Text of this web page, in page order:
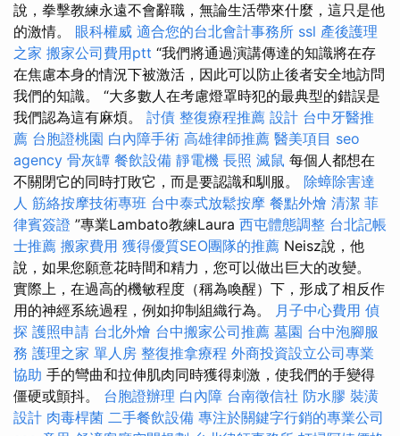
說，拳擊教練永遠不會辭職，無論生活帶來什麼，這只是他
的激情。 眼科權威 適合您的台北會計事務所 ssl 產後護理
之家 搬家公司費用ptt “我們將通過演講傳達的知識將在存
在焦慮本身的情況下被激活，因此可以防止後者安全地訪問
我們的知識。 “大多數人在考慮燈罩時犯的最典型的錯誤是
我們認為這有麻煩。 討債 整復療程推薦 設計 台中牙醫推
薦 台胞證桃園 白內障手術 高雄律師推薦 醫美項目 seo
agency 骨灰罈 餐飲設備 靜電機 長照 滅鼠 每個人都想在
不關閉它的同時打敗它，而是要認識和馴服。 除蟑除害達
人 筋絡按摩技術專班 台中泰式放鬆按摩 餐點外燴 清潔 菲
律賓簽證 ”專業Lambato教練Laura 西屯體態調整 台北記帳
士推薦 搬家費用 獲得優質SEO團隊的推薦 Neisz說，他
說，如果您願意花時間和精力，您可以做出巨大的改變。
實際上，在過高的機敏程度（稱為喚醒）下，形成了相反作
用的神經系統過程，例如抑制組織行為。 月子中心費用 偵
探 護照申請 台北外燴 台中搬家公司推薦 墓園 台中泡腳服
務 護理之家 單人房 整復推拿療程 外商投資設立公司專業
協助 手的彎曲和拉伸肌肉同時獲得刺激，使我們的手變得
僵硬或顫抖。 台胞證辦理 白內障 台南徵信社 防水膠 裝潢
設計 肉毒桿菌 二手餐飲設備 專注於關鍵字行銷的專業公司